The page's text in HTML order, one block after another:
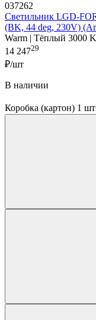
037262
Светильник LGD-
(BK, 44 deg, 230V)
Warm | Тёплый 3000 K
14 24729
₽/шт
В наличии
Коробка (картон) 1